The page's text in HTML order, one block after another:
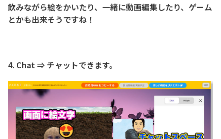
飲みながら絵をかいたり、一緒に動画編集したり、ゲーム
とかも出来そうですね！
4. Chat ⇒ チャットできます。